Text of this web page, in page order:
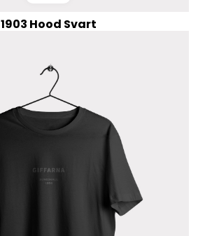
1903 Hood Svart